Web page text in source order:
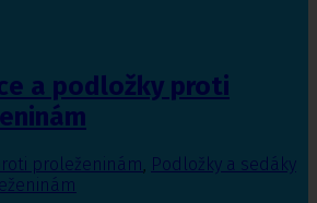
a podložky proti
proleženinám, Podložky a sedáky